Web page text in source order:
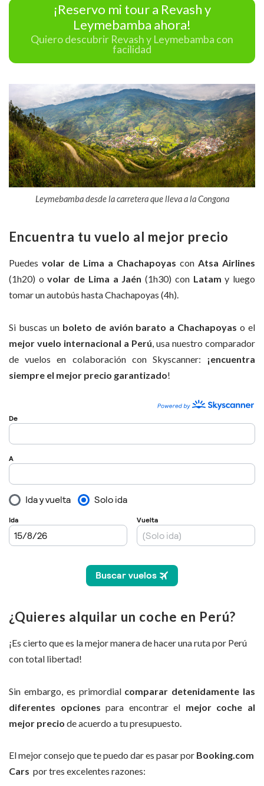
¡Reservo mi tour a Revash y
Leymebamba ahora!
Quiero descubrir Revash y Leymebamba con
facilidad
Leymebamba desde la carretera que lleva a la Congona
Encuentra tu vuelo al mejor precio
Puedes volar de Lima a Chachapoyas con Atsa Airlines
(1h20) ovolar de Lima a Jaén (1h30) con Latam y luego
tomar un autobús hasta Chachapoyas (4h).
Si buscas un boleto de avión barato a Chachapoyas o el
mejor vuelo internacional a Perú, usa nuestro comparador
de vuelos en colaboración con Skyscanner: ¡encuentra
siempre el mejor precio garantizado!
¿Quieres alquilar un coche en Perú?
¡Es cierto que es la mejor manera de hacer una ruta por Perú
con total libertad!
Sin embargo, es primordial comparar detenidamente las
diferentes opciones para encontrar el mejor coche al
mejor precio de acuerdo a tu presupuesto.
El mejor consejo que te puedo dar es pasar por Booking.com
Cars por tres excelentes razones: